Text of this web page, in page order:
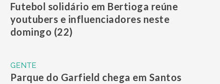
Futebol solidário em Bertioga reúne
youtubers e influenciadores neste
domingo (22)
GENTE
Parque do Garfield chega em Santos